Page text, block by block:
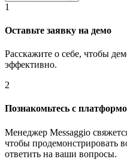
1
Оставьте заявку на демо
Расскажите о себе, чтобы
эффективно.
2
Познакомьтесь с
Менеджер Messaggio
чтобы продемонстрировать
ответить на ваши вопросы.